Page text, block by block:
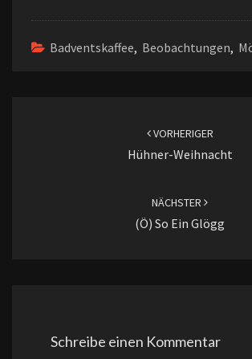
Badventskaffee, Beobachtungen,
VORHERIGER
Hühner-Weihnacht
NÄCHSTER
(ö) So Ein Glögg
Schreibe einen Kommentar